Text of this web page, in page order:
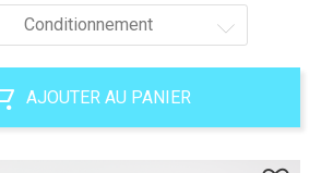
Conditionnement
AJOUTER AU PANIER